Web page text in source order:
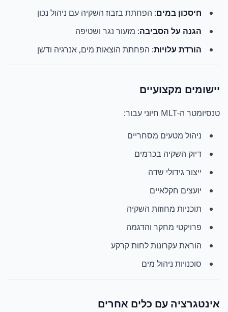
חיסכון במים: הפחתת בזבוז השקיה עם ניהול נכון
הגנה על הסביבה: מזעור נגר ושטיפה
הורדת עלויות: הפחתת הוצאות מים, אנרגיה ודשן
יישומים מקצועיים
טנסיומטר ה-MLT חיוני עבור:
ניהול מטעים מסחריים
דיוק השקיה בכרמים
ייצור גידולי שדה
יועצים חקלאיים
תוכניות מחוזות השקיה
פרויקטי מחקר והדגמה
הוראת עקרונות לחות קרקע
סוכנויות ניהול מים
אינטגרציה עם כלים אחרים